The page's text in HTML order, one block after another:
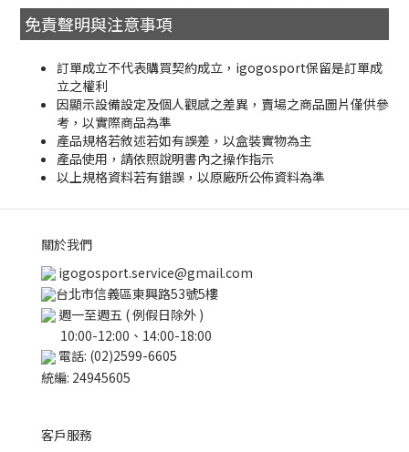
免責聲明與注意事項
訂單成立不代表購買契約成立，igogosport保留是訂單成
立之權利
因顯示設備設定及個人觀感之差異，賣場之商品圖片僅供參
考，以實際商品為準
產品規格若敘述若如有誤差，以盒裝實物為主
產品使用，請依照說明書內之操作指示
以上規格資料若有錯誤，以原廠所公佈資料為準
關於我們
igogosport.service@gmail.com
台北市信義區東興路53號5樓
週一至週五 ( 例假日除外 )
10:00-12:00、14:00-18:00
電話: (02)2599-6605
統編: 24945605
客戶服務